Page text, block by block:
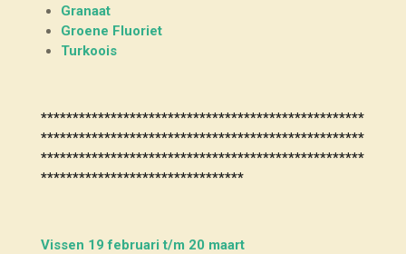
Granaat
Groene Fluoriet
Turkoois
***************************************************
***************************************************
***************************************************
********************************
Vissen 19 februari t/m 20 maart